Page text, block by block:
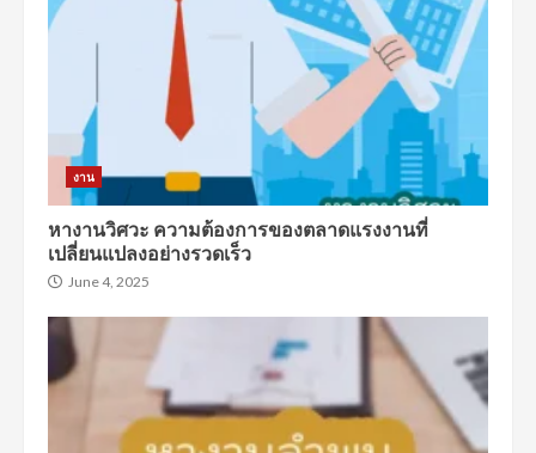
งาน
หางานวิศวะ ความต้องการของตลาดแรงงานที่
เปลี่ยนแปลงอย่างรวดเร็ว
June 4, 2025